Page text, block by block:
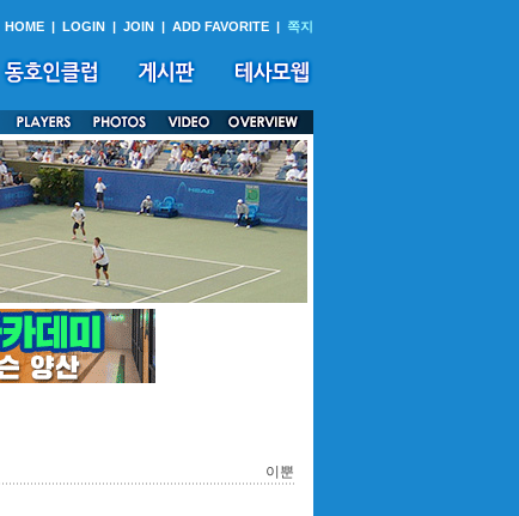
HOME | LOGIN | JOIN | ADD FAVORITE | 쪽지
이뿐